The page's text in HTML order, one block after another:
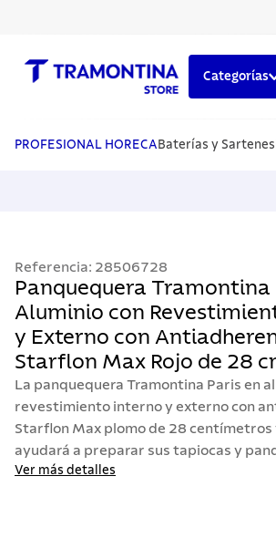
Categorías
PROFESIONAL HORECA Baterías y Sartenes
Referencia: 28506728
Panquequera Tramontina
Aluminio con
y Externo con
Starflon Max Rojo de 28
La panquequera Tramontina Paris en
revestimiento interno y externo con
Starflon Max plomo de 28 centímetros
ayudará a preparar sus tapiocas y
Ver más detalles
1.
cuchillos
5 . ollas